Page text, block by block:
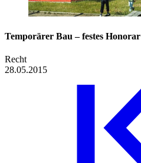
Temporärer Bau – festes Honorar
Recht
28.05.2015